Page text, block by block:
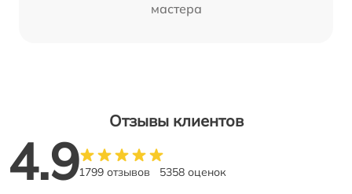
мастера
Отзывы клиентов
4.91799 отзывов 5358 оценок